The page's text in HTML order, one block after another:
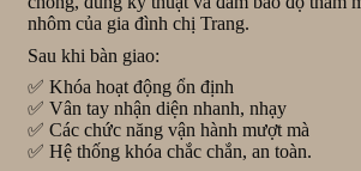
nhôm của gia đình chị Trang.
Sau khi bàn giao:
✅ Khóa hoạt động ổn định
✅ Vân tay nhận diện nhanh, nhạy
✅ Các chức năng vận hành mượt mà
✅ Hệ thống khóa chắc chắn, an toàn.